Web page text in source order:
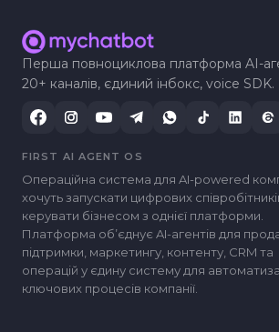
Перша повноциклова платформа AI-
20+ каналів, єдиний інбокс, voice SDK.
FIRST AI AGENT OS
Операційна система для AI-powered
хочуть запускати цифрових
керувати бізнесом з однієї платформи.
Платформа обʼєднує AI-агентів для
підтримки, маркетингу, контенту, CRM та
операцій у єдину систему для
ключових процесів компанії.